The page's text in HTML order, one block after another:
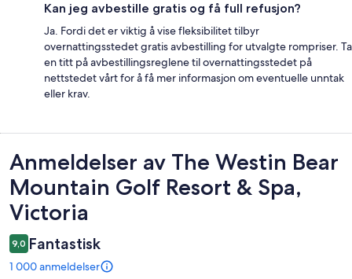
Kan jeg avbestille gratis og få full refusjon?
Ja. Fordi det er viktig å vise fleksibilitet tilbyr
overnattingsstedet gratis avbestilling for utvalgte rompriser. Ta
en titt på avbestillingsreglene til overnattingsstedet på
nettstedet vårt for å få mer informasjon om eventuelle unntak
eller krav.
Anmeldelser
Anmeldelser av The Westin Bear
Mountain Golf Resort & Spa,
Victoria
9,0 Fantastisk
1 000 anmeldelser